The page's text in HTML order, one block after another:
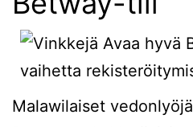
Malawilaiset